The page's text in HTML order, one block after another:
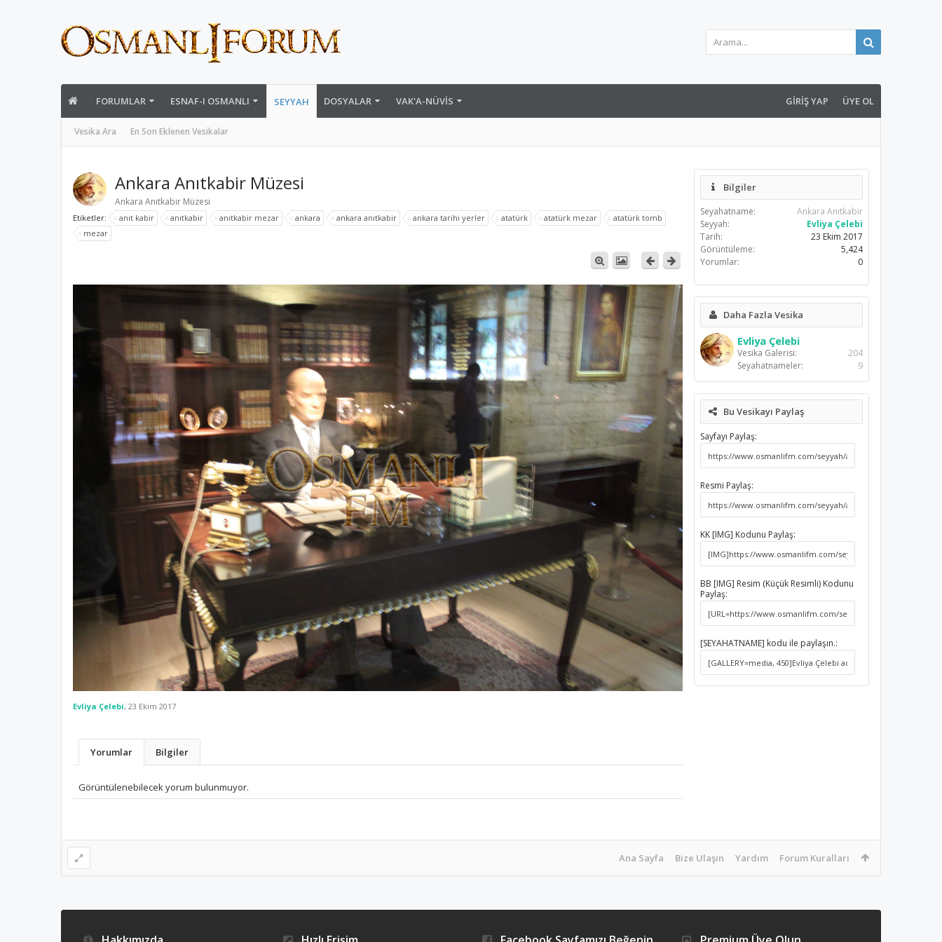
FORUMLAR ESNAF-I OSMANLI SEYYAH
Vesika Ara En Son Eklenen Vesikalar
DOSYALAR VAK'A-NÜVIS GIRIŞ YAP ÜYE OL
Ankara Anıtkabir Müzesi
Ankara Anıtkabir Müzesi
Etiketler: anıt kabir anıtkabir anıtkabir mezar ankara ankara anıtkabir ankara tarihi yerler atatürk atatürk mezar
atatürk tomb
mezar
Evliya Çelebi, 23 Ekim 2017
Yorumlar Bilgiler
Görüntülenebilecek yorum bulunmuyor.
Bilgiler
Seyahatname:
Ankara Anıtkabir
Seyyah:
Evliya Çelebi
Tarih:
23 Ekim 2017
Görüntüleme:
5,424
Yorumlar:
0
Daha Fazla Vesika
Evliya Çelebi
Vesika Galerisi:
204
Seyahatnameler:
9
Bu Vesikayı Paylaş
Sayfayı Paylaş:
Resmi Paylaş:
KK [IMG] Kodunu Paylaş:
BB [IMG] Resim (Küçük Resimli) Kodunu
Paylaş:
[SEYAHATNAME] kodu ile paylaşın.:
Ana Sayfa Bize Ulaşın Yardım Forum Kuralları